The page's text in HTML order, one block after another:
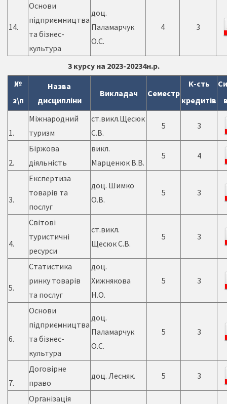
14.
Основи
підприємництва
та бізнес-
культура
доц.
Паламарчук
О.С.
4 3
3 курсу на 2023-20234н.р.
№
з\п
Назва
дисципліни
Викладач Семестр
К-сть
кредитів
1.
Міжнародний
туризм
ст.викл.Щесюк
С.В.
5 3
2.
Біржова
діяльність
викл.
Марценюк В.В.
5 4
3.
Експертиза
товарів та
послуг
доц. Шимко
О.В.
5 3
4.
Світові
туристичні
ресурси
ст.викл.
Щесюк С.В.
5 3
5.
Статистика
ринку товарів
та послуг
доц.
Хижнякова
Н.О.
5 3
6.
Основи
підприємництва
та бізнес-
культура
доц.
Паламарчук
О.С.
5 3
7.
Договірне
право
доц. Лесняк. 5 3
Організація